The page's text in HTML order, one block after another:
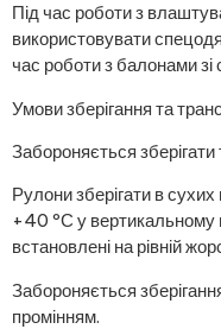
Під час роботи з
використовувати
час роботи з балонами зі
Умови зберігання та
Забороняється
Рулони зберігати в
+40 ºС у вертикальному
встановлені на рівній
Забороняється
промінням.